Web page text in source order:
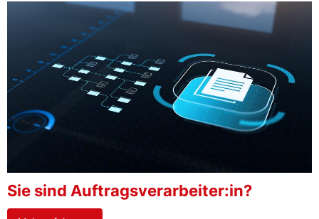
Sie sind Auftragsverarbeiter:in?